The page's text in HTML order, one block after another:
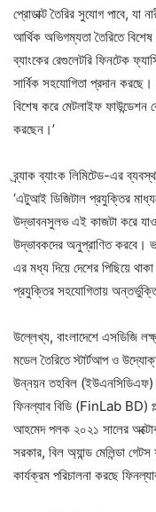
প্রোডাক্ট তৈরির সুযোগ পাবে, যা
আর্থিক অভিগম্যতা তৈরিতে
ব্যাংকের রেগুলেটরি ফিনটেক
সার্বিক সহযোগিতা প্রদান
বিশেষ করে মেটলাইফ ফাউন্ডেশন
করছেন।’
ব্র্যাক ব্যাংক লিমিটেড-এর
‘এটুআই ডিজিটাল প্রযুক্তির
উদ্ভাবনসুলভ এই কাজটা করে
উদ্ভাবকদের অনুপ্রাণিত
এর মধ্য দিয়ে দেশের পিছিয়ে
প্রযুক্তির সহযোগিতায়
উল্লেখ্য, বাংলাদেশে এসডিজি
মডেল তৈরিতে স্টার্টআপ ও
উন্নয়ন তহবিল (ইউএনসিডিএফ)
ফিনল্যাব বিডি (FinLab BD)
আহমেদ পলক ২০২১ সালের
সরকার, বিল অ্যান্ড মেলিন্ডা
কার্যক্রম পরিচালনা করছে